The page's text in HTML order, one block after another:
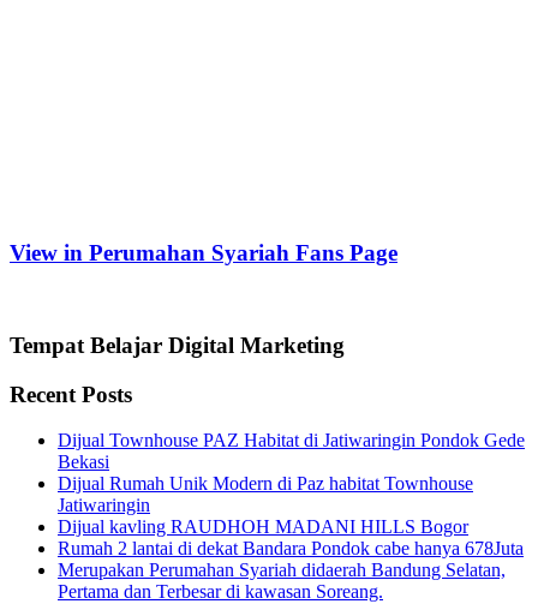
View in Perumahan Syariah Fans Page
Tempat Belajar Digital Marketing
Recent Posts
Dijual Townhouse PAZ Habitat di Jatiwaringin Pondok Gede
Bekasi
Dijual Rumah Unik Modern di Paz habitat Townhouse
Jatiwaringin
Dijual kavling RAUDHOH MADANI HILLS Bogor
Rumah 2 lantai di dekat Bandara Pondok cabe hanya 678Juta
Merupakan Perumahan Syariah didaerah Bandung Selatan,
Pertama dan Terbesar di kawasan Soreang.